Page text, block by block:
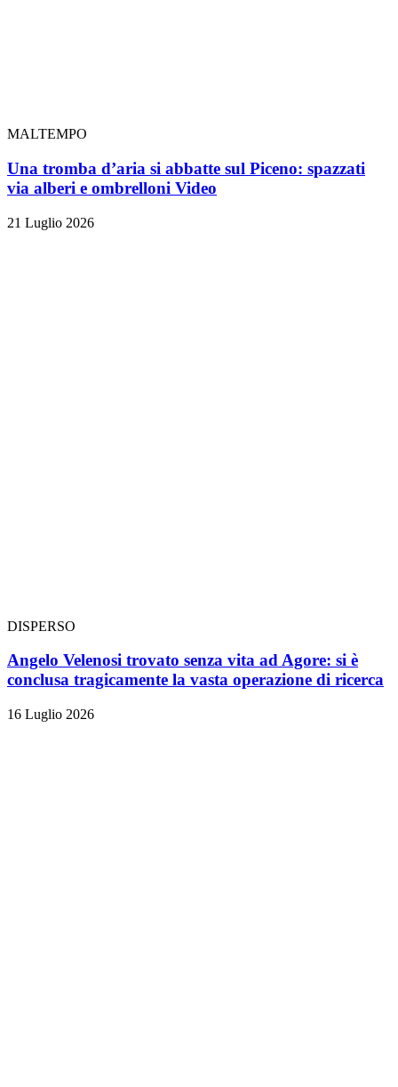
MALTEMPO
Una tromba d’aria si abbatte sul Piceno: spazzati
via alberi e ombrelloni Video
21 Luglio 2026
DISPERSO
Angelo Velenosi trovato senza vita ad Agore: si è
conclusa tragicamente la vasta operazione di ricerca
16 Luglio 2026